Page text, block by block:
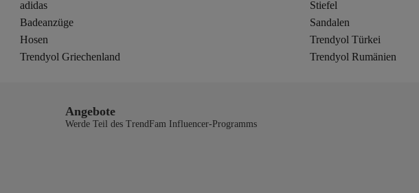
adidas
Stiefel
Badeanzüge
Sandalen
Hosen
Trendyol Türkei
Trendyol Griechenland Trendyol Rumänien
Angebote
Werde Teil des TrendFam Influencer-Programms